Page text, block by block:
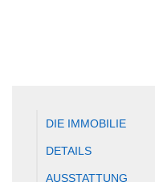
DIE IMMOBILIE
DETAILS
AUSSTATTUNG